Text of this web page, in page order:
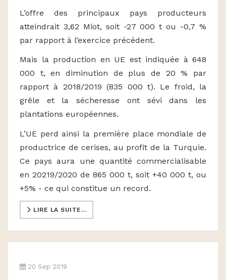
L’offre des principaux pays producteurs
atteindrait 3,62 Miot, soit -27 000 t ou -0,7 %
par rapport à l’exercice précédent.
Mais la production en UE est indiquée à 648
000 t, en diminution de plus de 20 % par
rapport à 2018/2019 (835 000 t). Le froid, la
grêle et la sécheresse ont sévi dans les
plantations européennes.
L’UE perd ainsi la première place mondiale de
productrice de cerises, au profit de la Turquie.
Ce pays aura une quantité commercialisable
en 20219/2020 de 865 000 t, soit +40 000 t, ou
+5% - ce qui constitue un record.
LIRE LA SUITE...
20 Sep 2019